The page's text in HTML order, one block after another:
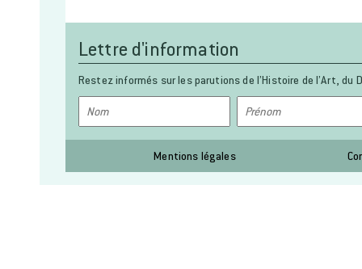
Lettre d'information
Restez informés sur les parutions de l’Histoire de l’Art, du
Mentions légales